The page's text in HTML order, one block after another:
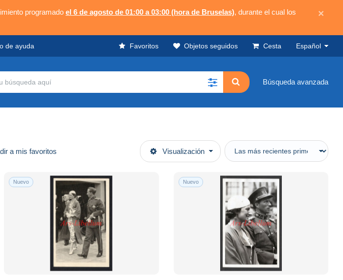
programado el 6 de agosto de 01:00 a 03:00 (hora de Bruselas), durante el cual los
×
de ayuda Favoritos Objetos seguidos Cesta Español
Búsqueda avanzada
a mis favoritos Visualización
Nuevo Nuevo